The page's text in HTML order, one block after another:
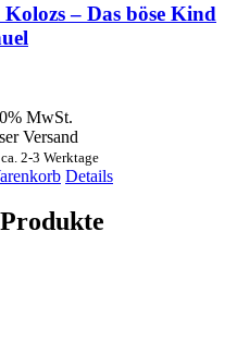
– Das böse Kind
MwSt.
Versand
2-3 Werktage
Details